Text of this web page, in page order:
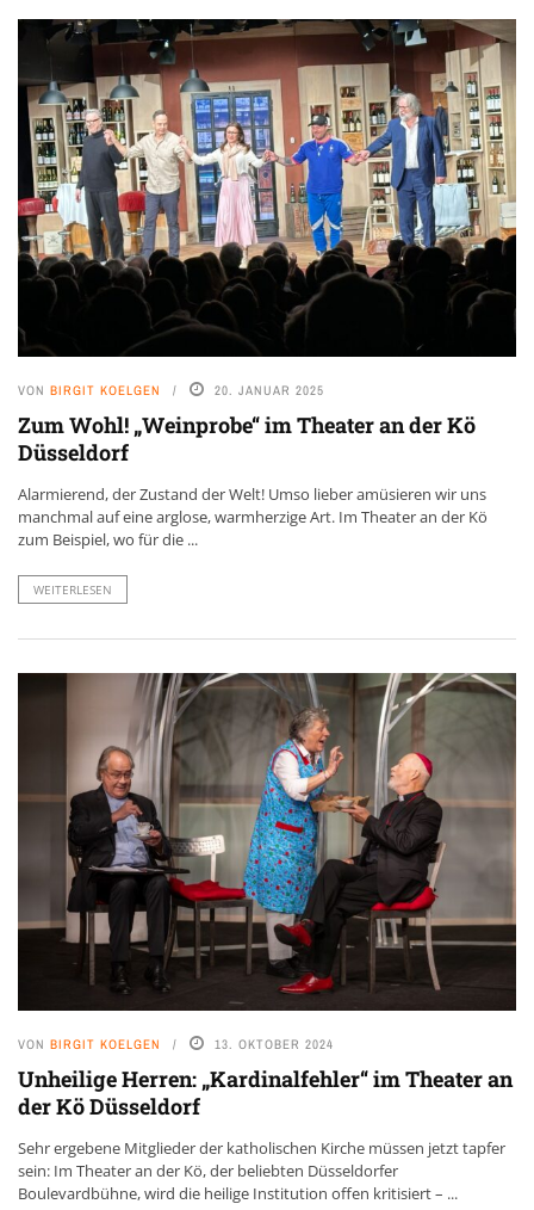
VON BIRGIT KOELGEN 20. JANUAR 2025
Zum Wohl! „Weinprobe“ im Theater an der Kö
Düsseldorf
Alarmierend, der Zustand der Welt! Umso lieber amüsieren wir uns
manchmal auf eine arglose, warmherzige Art. Im Theater an der Kö
zum Beispiel, wo für die ...
WEITERLESEN
VON BIRGIT KOELGEN 13. OKTOBER 2024
Unheilige Herren: „Kardinalfehler“ im Theater an
der Kö Düsseldorf
Sehr ergebene Mitglieder der katholischen Kirche müssen jetzt tapfer
sein: Im Theater an der Kö, der beliebten Düsseldorfer
Boulevardbühne, wird die heilige Institution offen kritisiert – ...